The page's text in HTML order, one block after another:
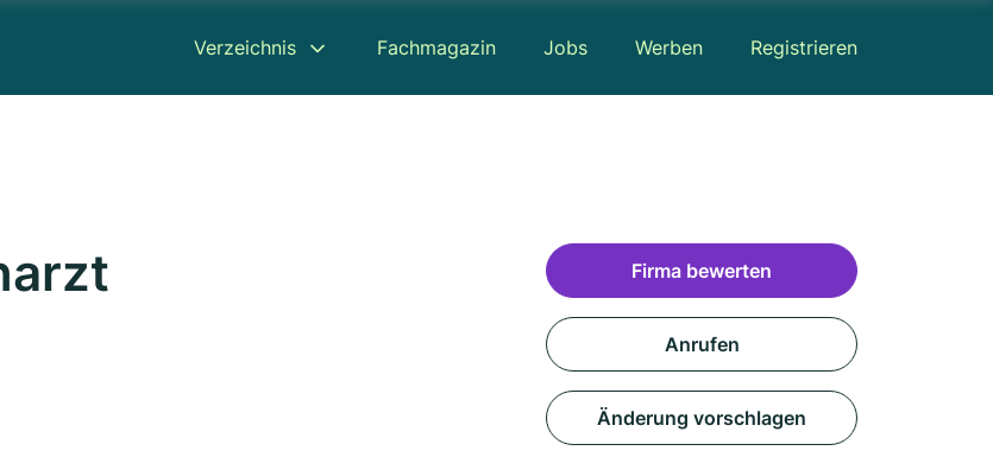
Verzeichnis Fachmagazin Jobs Werben Registrieren
Firma bewerten
Anrufen
Änderung vorschlagen